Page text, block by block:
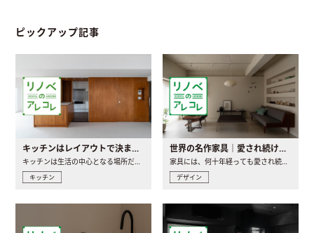
ピックアップ記事
キッチンはレイアウトで決まる。後悔しないための考え方と選び方
キッチンは生活の中心となる場所だからこそ、家の中のどこに置..
キッチン
世界の名作家具｜愛され続ける理由と一生モノとの出会い方
家具には、何十年経っても愛され続ける「名作」と呼ばれるもの..
デザイン